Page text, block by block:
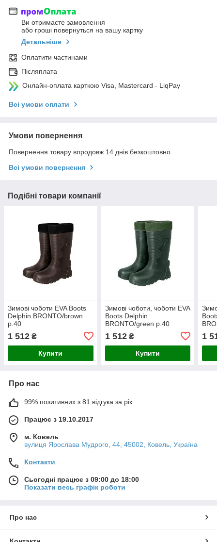
Ви отримаєте замовлення
або гроші повернуться на вашу картку
Детальніше
Оплатити частинами
Післяплата
Онлайн-оплата карткою Visa, Mastercard - LiqPay
Всі умови оплати
Умови повернення
Повернення товару впродовж 14 днів безкоштовно
Всі умови повернення
Подібні товари компанії
Зимові чоботи EVA Boots
Delphin BRONTO/brown
р.40
1 512 ₴
Купити
Зимові чоботи, чоботи EVA
Boots Delphin
BRONTO/green р.40
1 512₴
Купити
1
Про нас
99% позитивних з 81 відгука за рік
Працює з 19.10.2017
м. Ковель
вулиця Ярослава Мудрого, 44, 45002, Ковель, Україна
Контакти
Сьогодні працює з 09:00 до 18:00
Показати весь графік роботи
Про нас